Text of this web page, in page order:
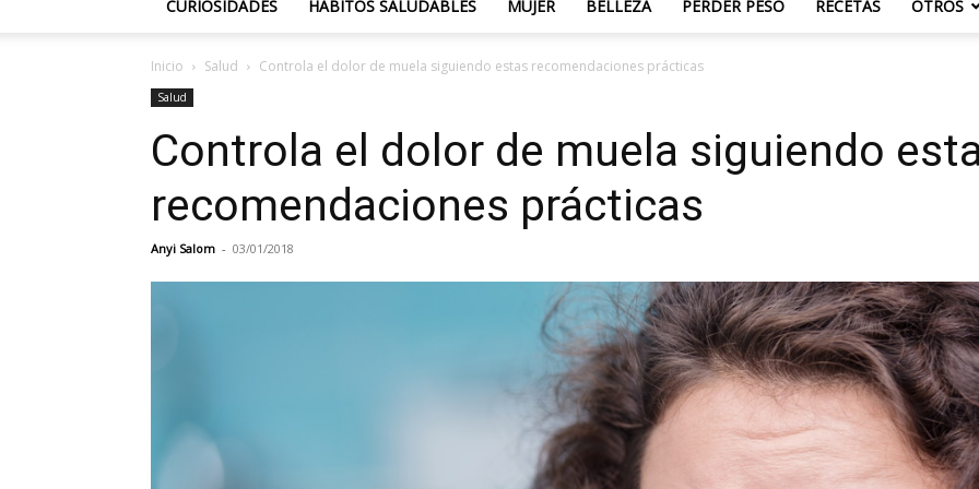
CURIOSIDADES HÁBITOS SALUDABLES MUJER BELLEZA PERDER PESO RECETAS OTROS
Inicio Salud Controla el dolor de muela siguiendo estas recomendaciones prácticas
Salud
Controla el dolor de muela siguiendo
recomendaciones prácticas
Anyi Salom - 03/01/2018